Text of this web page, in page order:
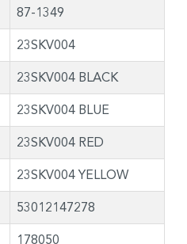
87-1349
23SKV004
23SKV004 BLACK
23SKV004 BLUE
23SKV004 RED
23SKV004 YELLOW
53012147278
178050